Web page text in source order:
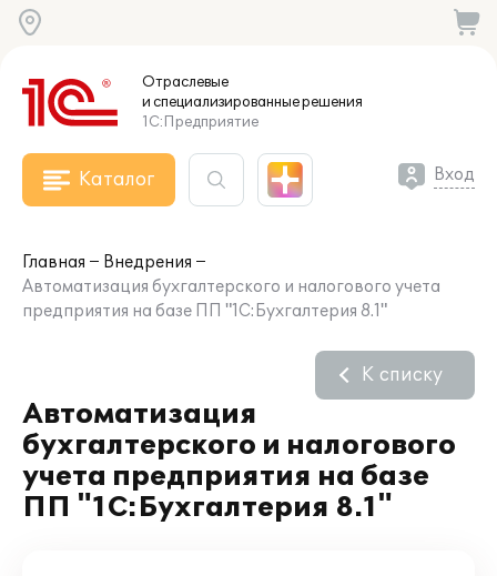
Отраслевые
и специализированныерешения
1С:Предприятие
Каталог Вход
Главная
Внедрения
Автоматизация бухгалтерского и налогового учета
предприятия на базе ПП "1С:Бухгалтерия 8.1"
Автоматизация
бухгалтерского и налогового
учета предприятия на базе
ПП "1С:Бухгалтерия 8.1"
К списку